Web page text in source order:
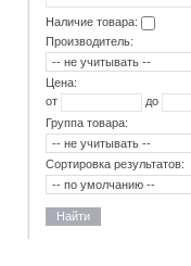
Наличие товара:
Производитель:
Цена:
от
до
Группа товара:
Сортировка результатов:
Найти